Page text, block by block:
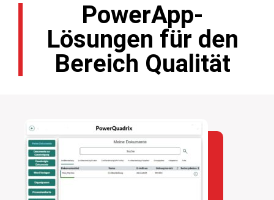
PowerApp-
Lösungen für den
Bereich Qualität